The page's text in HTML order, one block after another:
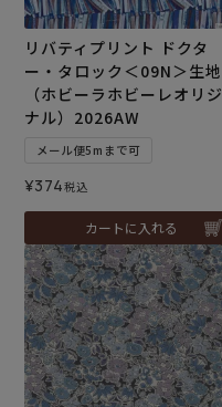
リバティプリント ドクタ
ー・タロック＜09N＞生地
（ホビーラホビーレオリジ
ナル）2026AW
メール便5mまで可
¥374税込
カートに入れる